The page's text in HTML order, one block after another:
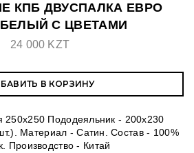
КПБ ДВУСПАЛКА ЕВРО
С ЦВЕТАМИ
24 000 KZT
В КОРЗИНУ
250х250 Пододеяльник - 200х230
Материал - Сатин. Состав - 100%
Производство - Китай